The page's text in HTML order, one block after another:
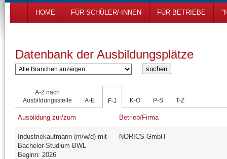
HOME FÜR SCHÜLER/-INNEN FÜR BETRIEBE
Datenbank der Ausbildungsplätze
A-Z nach
Ausbildungsstelle
A-E F-J K-O P-S T-Z
Ausbildung zur/zum Betrieb/Firma
Industriekaufmann (m/w/d) mit
Bachelor-Studium BWL
Beginn: 2026
NORICS GmbH